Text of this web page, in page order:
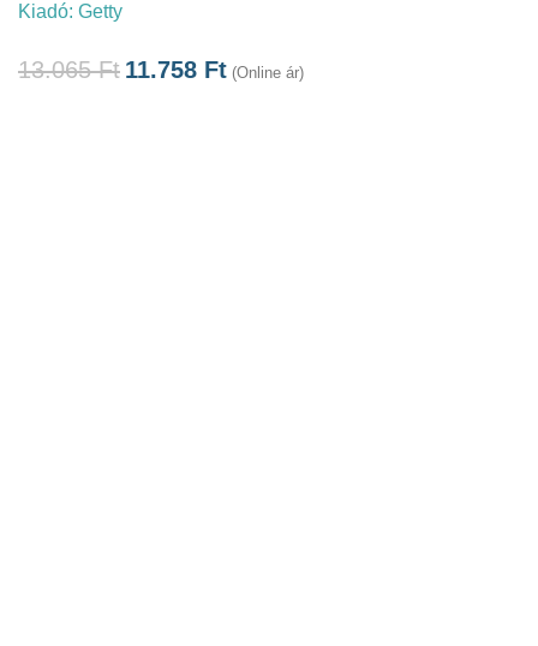
Kiadó: Getty
13.065Ft 11.758 Ft (Online ár)